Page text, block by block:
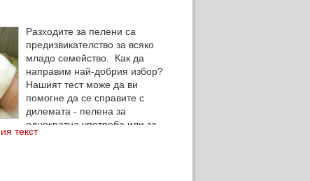
Разходите за пелени са
предизвикателство за всяко
младо семейство. Как да
направим най-добрия избор?
Нашият тест може да ви
помогне да се справите с
дилемата - пелена за
еднократна употреба или за
текст